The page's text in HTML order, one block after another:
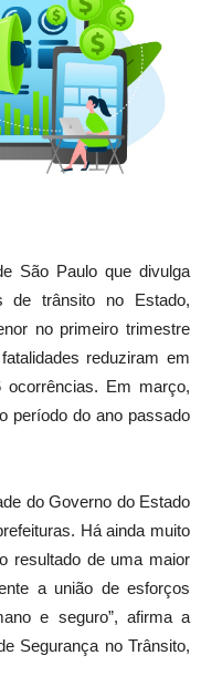
São Paulo que divulga
de trânsito no Estado,
no primeiro trimestre
reduziram em
ocorrências. Em março,
período do ano passado
do Governo do Estado
Há ainda muito
resultado de uma maior
a união de esforços
e seguro”, afirma a
Segurança no Trânsito,